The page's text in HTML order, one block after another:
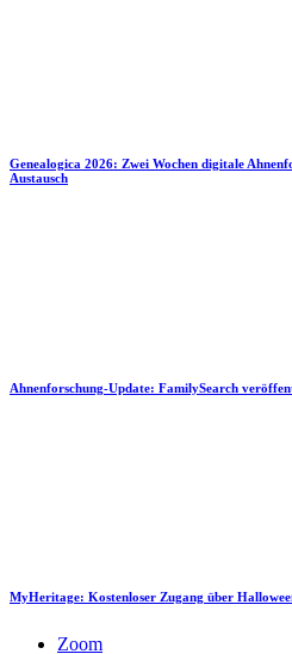
Genealogica 2026: Zwei Wochen digitale
Austausch
Ahnenforschung-Update: FamilySearch
MyHeritage: Kostenloser Zugang über
Zoom